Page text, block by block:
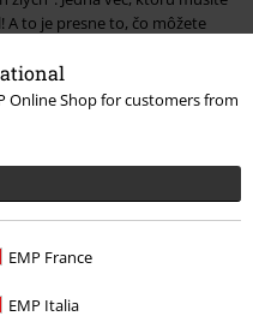
Online Shop for customers from
EMP France
EMP Italia
A to je presne to, čo môžete
V radoch našich
modely princezien, ktoré by
príležitosti
nosenie alebo na oslavu,
alebo v práci. Či tak
odkazujete. Určite stojí za